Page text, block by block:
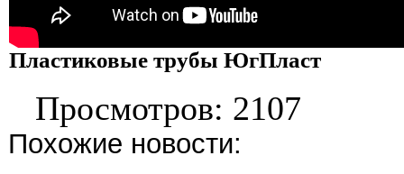
Пластиковые трубы ЮгПласт
Просмотров: 2107
Похожие новости: